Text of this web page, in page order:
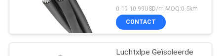
Naakte Leider
0.10-10.99USD/m MOQ:0.5km
CONTACT
Luchtxlpe Geïsoleerde